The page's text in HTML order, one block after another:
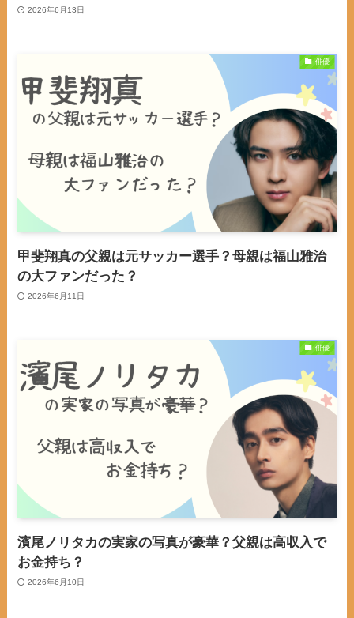
2026年6月13日
俳優
甲斐翔真の父親は元サッカー選手？母親は福山雅治
の大ファンだった？
2026年6月11日
俳優
濱尾ノリタカの実家の写真が豪華？父親は高収入で
お金持ち？
2026年6月10日